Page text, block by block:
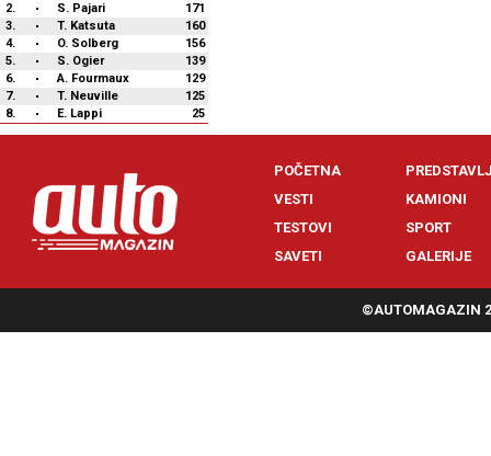
2.
S. Pajari
171
3.
T. Katsuta
160
4.
O. Solberg
156
5.
S. Ogier
139
6.
A. Fourmaux
129
7.
T. Neuville
125
8.
E. Lappi 25
POČETNA
VESTI
TESTOVI
SAVETI
KAMIONI
SPORT
GALERIJE
©AUTOMAGAZIN